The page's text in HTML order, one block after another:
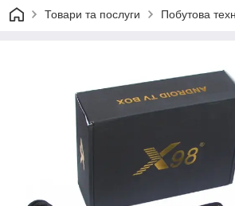
Товари та послуги Побутова